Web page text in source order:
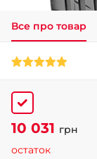
Все про товар
10 031 грн
остаток